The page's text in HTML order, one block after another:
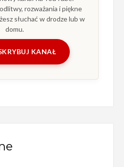
rozważania i piękne
słuchać w drodze lub w
domu.
KANAŁ